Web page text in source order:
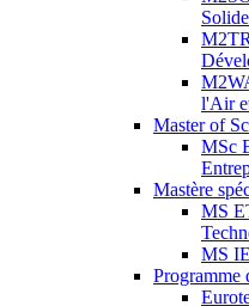
l'Air
Master of
MSc
Mastère
MS
MS
Programme